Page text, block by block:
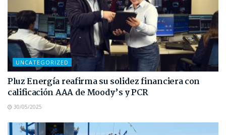
UNCATEGORIZED
Pluz Energía reafirma su solidez financiera con
calificación AAA de Moody’s y PCR
30/05/2025